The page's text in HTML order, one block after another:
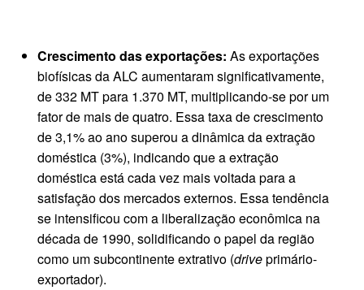
Crescimento das exportações: As exportações
biofísicas da ALC aumentaram significativamente,
de 332 MT para 1.370 MT, multiplicando-se por um
fator de mais de quatro. Essa taxa de crescimento
de 3,1% ao ano superou a dinâmica da extração
doméstica (3%), indicando que a extração
doméstica está cada vez mais voltada para a
satisfação dos mercados externos. Essa tendência
se intensificou com a liberalização econômica na
década de 1990, solidificando o papel da região
como um subcontinente extrativo (driveprimário-
exportador).